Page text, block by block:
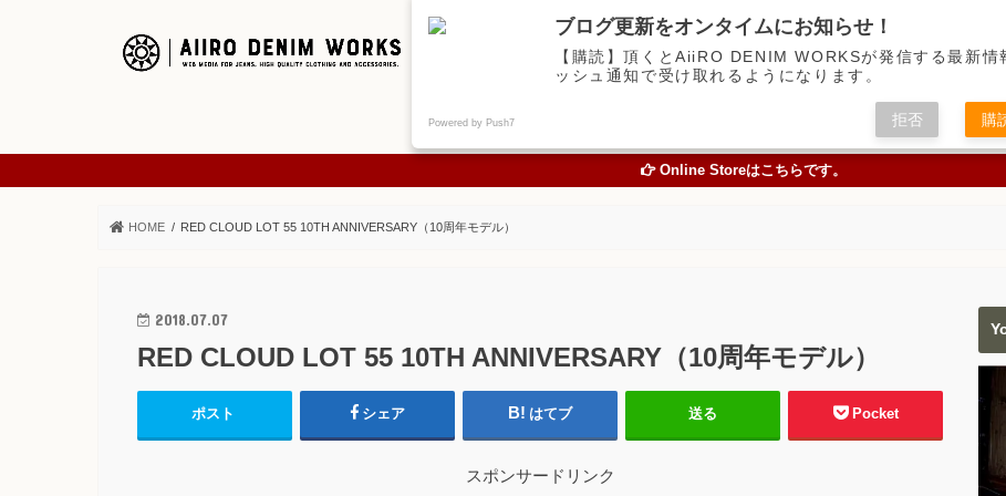
ご挨拶 お買い物
ONLINE STORE
色落
STUDY
Online Storeはこちらです。
HOME RED CLOUD LOT 55 10TH ANNIVERSARY（10周年モデル）
2018.07.07
RED CLOUD LOT 55 10TH ANNIVERSARY（10周年モデル）
ポスト シェア はてブ 送る Pocket
スポンサードリンク
ブログ更新をオンタイムにお知らせ！
【購読】頂くとAiiRO DENIM WORKSが発信する最新情
ッシュ通知で受け取れるようになります。
Powered by Push7 拒否 購